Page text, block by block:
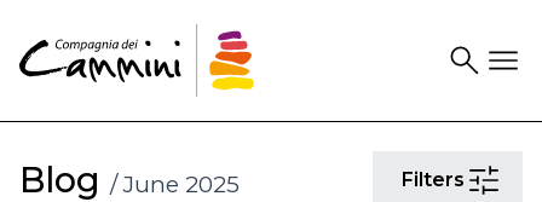
SearchDrawer
Blog / June 2025 Filters Filters